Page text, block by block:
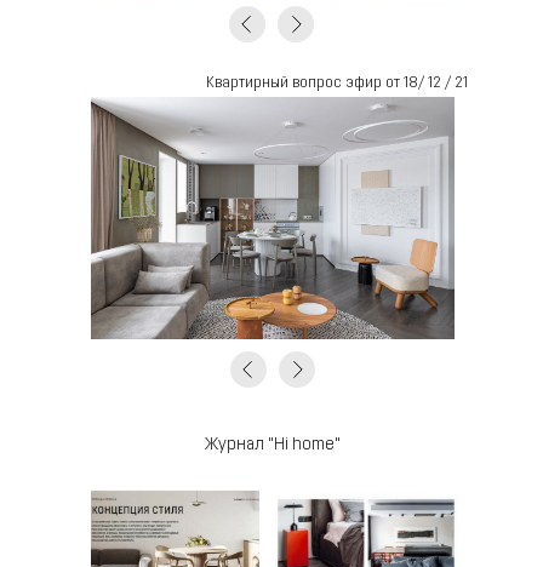
Журнал "Hi home"
Квартирный вопрос эфир от 18/ 12 / 21